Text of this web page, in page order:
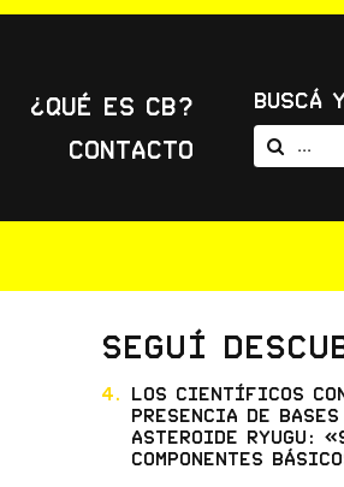
¿Qué es CB?
Contacto
Buscá
Buscar:
Seguí
4.
Los científicos
presencia de bases
asteroide Ryugu:
componentes